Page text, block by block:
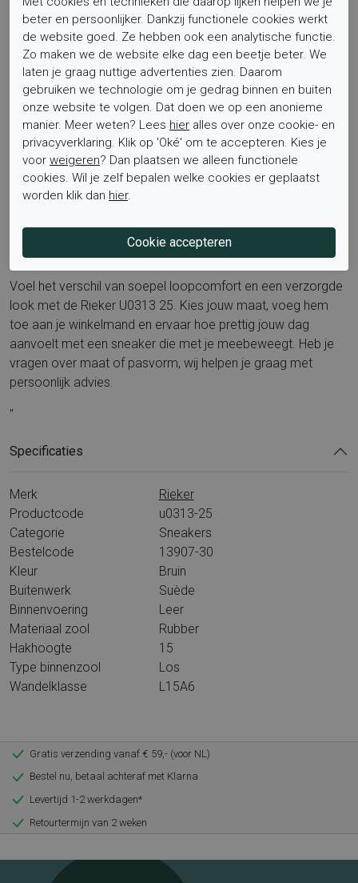
Dit model wordt vaak gezocht als heren sneaker bruin,
Rieker sneaker heren, comfortabele leren sneaker, suède
heren sneaker bruin, sneaker met uitneembaar voetbed,
casual sneaker voor heren, lichte sneaker met rubber zool.
Wil je meer inspiratie en varianten zien? Ontdek de complete
selectie op de merkpagina vanRieker , waar je veel
comfortabele stijlen vindt die passen bij jouw garderobe.
Voel het verschil van soepel loopcomfort en een verzorgde
look met de Rieker U0313 25. Kies jouw maat, voeg hem
toe aan je winkelmand en ervaar hoe prettig jouw dag
aanvoelt met een sneaker die met je meebeweegt. Heb je
vragen over maat of pasvorm, wij helpen je graag met
persoonlijk advies.
"
Specificaties
Merk
Rieker
Productcode
u0313-25
Categorie
Sneakers
Bestelcode
13907-30
Kleur
Bruin
Buitenwerk
Suède
Binnenvoering
Leer
Materiaal zool
Rubber
Hakhoogte
15
Type binnenzool
Los
Wandelklasse
L15A6
Gratis verzending vanaf € 59,- (voor NL)
Bestel nu, betaal achteraf met Klarna
Levertijd 1-2 werkdagen*
Retourtermijn van 2 weken
beter en persoonlijker. Dankzij functionele cookies werkt
de website goed. Ze hebben ook een analytische functie.
Zo maken we de website elke dag een beetje beter. We
laten je graag nuttige advertenties zien. Daarom
gebruiken we technologie om je gedrag binnen en buiten
onze website te volgen. Dat doen we op een anonieme
manier. Meer weten? Lees hier alles over onze cookie- en
privacyverklaring. Klik op 'Oké' om te accepteren. Kies je
voor weigeren? Dan plaatsen we alleen functionele
cookies. Wil je zelf bepalen welke cookies er geplaatst
worden klik dan hier.